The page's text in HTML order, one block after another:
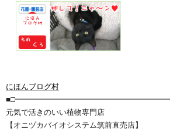
にほんブログ村
元気で活きのいい植物専門店
【オニヅカバイオシステム筑前直売店】